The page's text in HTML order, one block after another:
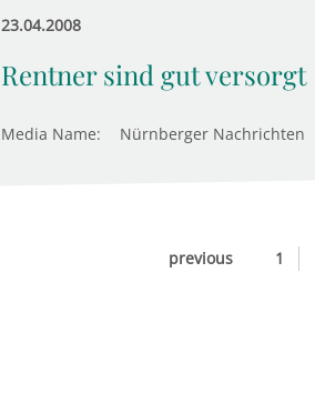
23.04.2008
Rentner sind gut versorgt
Media Name: Nürnberger Nachrichten
previous 1